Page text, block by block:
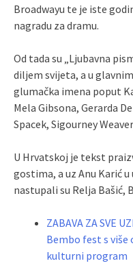
Broadwayu te je iste
nagradu za dramu.
Od tada su „Ljubavna
diljem svijeta, a u
glumačka imena poput
Mela Gibsona, Gerarda
Spacek, Sigourney
U Hrvatskoj je tekst
gostima, a uz Anu Karić
nastupali su Relja Bašić,
ZABAVA ZA SVE
Bembo fest s
kulturni program